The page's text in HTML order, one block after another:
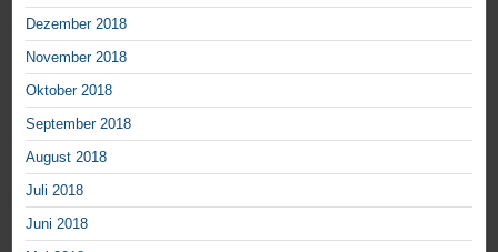
Dezember 2018
November 2018
Oktober 2018
September 2018
August 2018
Juli 2018
Juni 2018